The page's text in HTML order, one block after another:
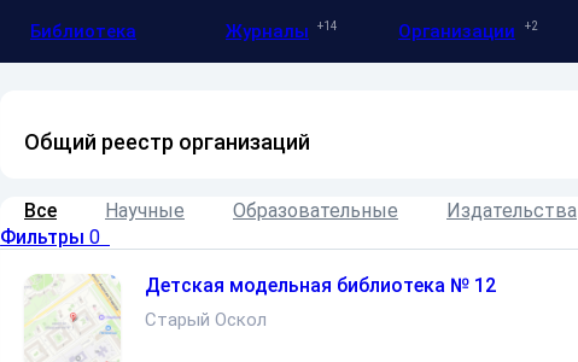
Библиотека Журналы 14 Организации 2
Общий реестр организаций
Все Научные Образовательные Издательства
Фильтры 0
Детская модельная библиотека № 12
Старый Оскол